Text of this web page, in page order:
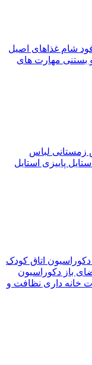
شام غذاهای اصیل
بستنی مهارت های
زمستانی لباس
استایل پاییزی استایل
دکوراسیون اتاق کودک
باز دکوراسیون
خانه داری نظافت و